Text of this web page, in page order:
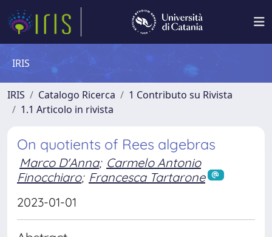
IRIS
IRIS Catalogo Ricerca
1 Contributo su Rivista
1.1 Articolo in rivista
On quotients of Rees algebras
Marco D'Anna; Carmelo Antonio
Finocchiaro; Francesca Tartarone
2023-01-01